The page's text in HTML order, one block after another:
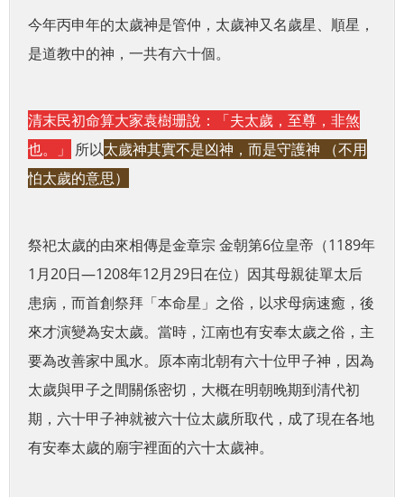
今年丙申年的太歲神是管仲，太歲神又名歲星、順星，
是道教中的神，一共有六十個。
清末民初命算大家袁樹珊說：「夫太歲，至尊，非煞
也。」
所以太歲神其實不是凶神，而是守護神 （不用
怕太歲的意思）
祭祀太歲的由來相傳是金章宗 金朝第6位皇帝（1189年
1月20日—1208年12月29日在位）因其母親徒單太后
患病，而首創祭拜「本命星」之俗，以求母病速癒，後
來才演變為安太歲。當時，江南也有安奉太歲之俗，主
要為改善家中風水。原本南北朝有六十位甲子神，因為
太歲與甲子之間關係密切，大概在明朝晚期到清代初
期，六十甲子神就被六十位太歲所取代，成了現在各地
有安奉太歲的廟宇裡面的六十太歲神。